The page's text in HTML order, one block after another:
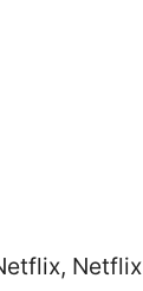
Netflix